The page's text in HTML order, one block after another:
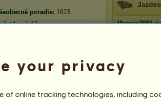
poradie: 1623.
koní: 17
Maggie2003
your privacy
online tracking technologies, including